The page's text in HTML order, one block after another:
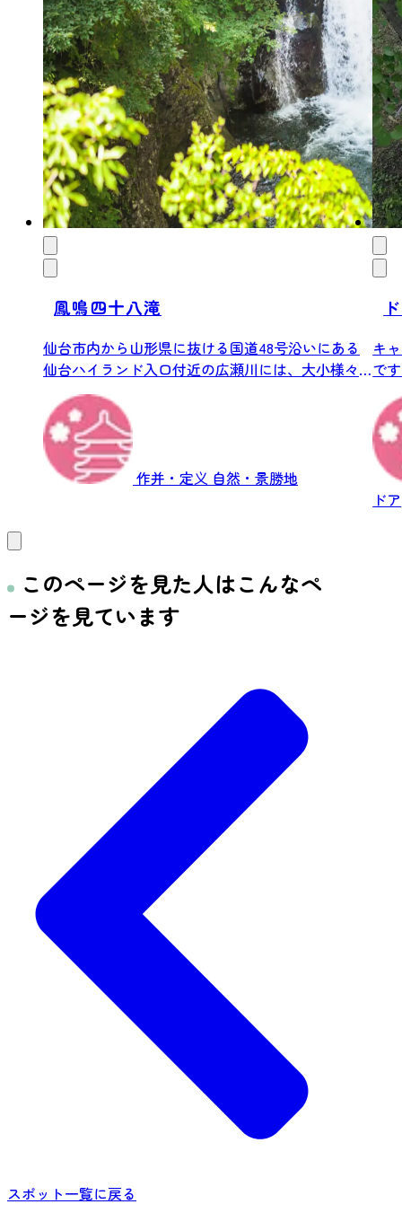
鳳鳴四十八滝
仙台市内から山形県に抜ける国道48号沿いにある
仙台ハイランド入口付近の広瀬川には、大小様々
な滝...
作并・定义 自然・景勝地
キ
で
ドア
このページを見た人はこんなペ
ージを見ています
スポット一覧に戻る